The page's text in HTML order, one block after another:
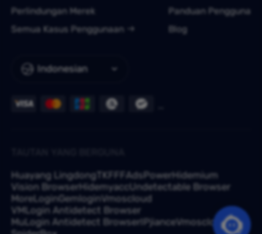
Indonesian
Perlindungan Merek
Semua Kasus Penggunaan
Panduan Pengguna
Blog
Huayang Lingdong TKFFF AdsPowerHidemium
Vision BrowserHidemyaccUndetectable Browser
MoreLoginGemlogin Vmoscloud
VMLogin Antidetect Browser
MuLogin Antidetect BrowserIPjianceVmoscloud